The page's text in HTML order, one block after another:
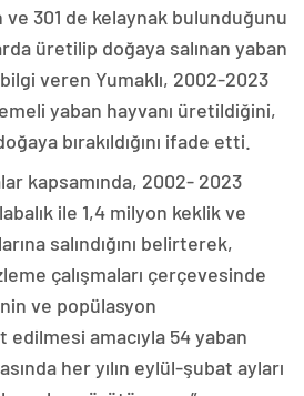
ve 301 de kelaynak bulunduğunu
üretilip doğaya salınan yaban
veren Yumaklı, 2002-2023
yaban hayvanı üretildiğini,
bırakıldığını ifade etti.
kapsamında, 2002- 2023
ile 1,4 milyon keklik ve
salındığını belirterek,
çalışmaları çerçevesinde
ve popülasyon
amacıyla 54 yaban
her yılın eylül-şubat ayları